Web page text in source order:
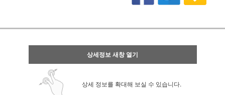
상세정보 새창 열기
상세 정보를 확대해 보실 수 있습니다.